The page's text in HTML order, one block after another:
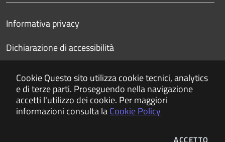
CookieQuesto sito utilizza cookie tecnici, analytics
e di terze parti. Proseguendo nella navigazione
accetti l'utilizzo dei cookie. Per maggiori
informazioni consulta laCookie Policy
Informativa privacy
Dichiarazione di accessibilità